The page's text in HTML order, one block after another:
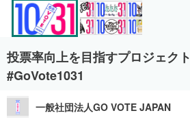
投票率向上を目指すプロジェクト
#GoVote1031
一般社団法人GO VOTE JAPAN